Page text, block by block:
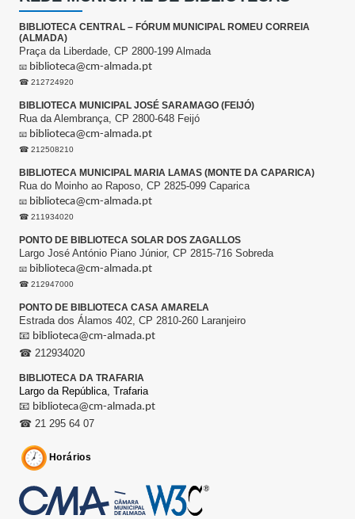
BIBLIOTECA CENTRAL – FÓRUM MUNICIPAL ROMEU CORREIA
(ALMADA)
Praça da Liberdade, CP 2800-199 Almada
📧 biblioteca@cm-almada.pt
☎ 212724920
BIBLIOTECA MUNICIPAL JOSÉ SARAMAGO (FEIJÓ)
Rua da Alembrança, CP 2800-648 Feijó
📧 biblioteca@cm-almada.pt
☎ 212508210
BIBLIOTECA MUNICIPAL MARIA LAMAS (MONTE DA CAPARICA)
Rua do Moinho ao Raposo, CP 2825-099 Caparica
📧 biblioteca@cm-almada.pt
☎ 211934020
PONTO DE BIBLIOTECA SOLAR DOS ZAGALLOS
Largo José António Piano Júnior, CP 2815-716 Sobreda
📧 biblioteca@cm-almada.pt
☎ 212947000
PONTO DE BIBLIOTECA CASA AMARELA
Estrada dos Álamos 402, CP 2810-260 Laranjeiro
📧 biblioteca@cm-almada.pt
☎ 212934020
BIBLIOTECA DA TRAFARIA
Largo da República, Trafaria
📧 biblioteca@cm-almada.pt
☎ 21 295 64 07
Horários